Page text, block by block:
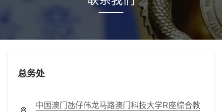
总务处
中国澳门氹仔伟龙马路澳门科技大学R座综合教